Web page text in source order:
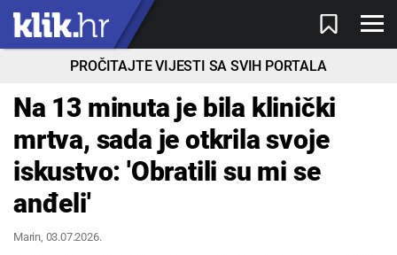
PROČITAJTE VIJESTI SA SVIH PORTALA
Na 13 minuta je bila klinički
mrtva, sada je otkrila svoje
iskustvo: 'Obratili su mi se
anđeli'
Marin, 03.07.2026.